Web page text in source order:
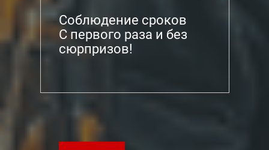
Соблюдение сроков
С первого раза и без
сюрпризов!